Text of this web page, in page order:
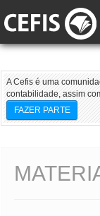
A Cefis é uma
contabilidade, assim
FAZER PARTE